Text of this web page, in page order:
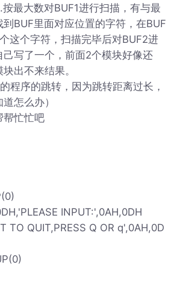
最大数对BUF1进行扫描，有与最
BUF里面对应位置的字符，在BUF
这个字符，扫描完毕后对BUF2进
写了一个，前面2个模块好像还
出不来结果。
程序的跳转，因为跳转距离过长，
怎么办）
帮忙忙吧
INPUT:',0AH,0DH
TO QUIT,PRESS Q OR q',0AH,0D